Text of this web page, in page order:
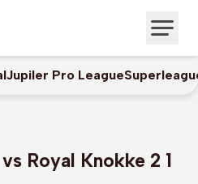
Jupiler Pro League
Royal Knokke 2 1